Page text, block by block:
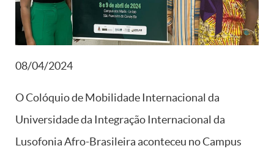
08/04/2024
O Colóquio de Mobilidade Internacional da
Universidade da Integração Internacional da
Lusofonia Afro-Brasileira aconteceu no Campus